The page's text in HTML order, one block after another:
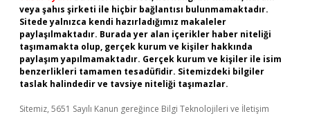
veya şahıs şirketi ile hiçbir bağlantısı bulunmamaktadır.
Sitede yalnızca kendi hazırladığımız makaleler
paylaşılmaktadır. Burada yer alan içerikler haber niteliği
taşımamakta olup, gerçek kurum ve kişiler hakkında
paylaşım yapılmamaktadır. Gerçek kurum ve kişiler ile isim
benzerlikleri tamamen tesadüfidir. Sitemizdeki bilgiler
taslak halindedir ve tavsiye niteliği taşımazlar.
Sitemiz, 5651 Sayılı Kanun gereğince Bilgi Teknolojileri ve İletişim